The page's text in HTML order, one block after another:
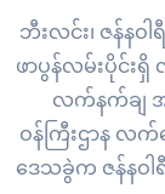
ဘီးလင်း၊ ဇန်နဝ
ဖာပွန်လမ်းပိုင်းရှိ
လက်နက်ချ
ဝန်ကြီးဌာန လ
ဒေသခွဲက ဇန်နဝါ